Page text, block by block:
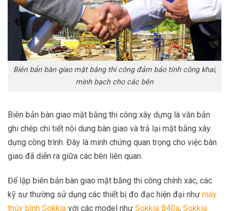
Biên bản bàn giao mặt bằng thi công đảm bảo tính công khai,
minh bạch cho các bên
Biên bản bàn giao mặt bằng thi công xây dựng là văn bản
ghi chép chi tiết nội dung bàn giao và trả lại mặt bằng xây
dựng công trình. Đây là minh chứng quan trọng cho việc bàn
giao đã diễn ra giữa các bên liên quan.
Để lập biên bản bàn giao mặt bằng thi công chính xác, các
kỹ sư thường sử dụng các thiết bị đo đạc hiện đại như máy
thủy bình Sokkia với các model như Sokkia B40a, Sokkia